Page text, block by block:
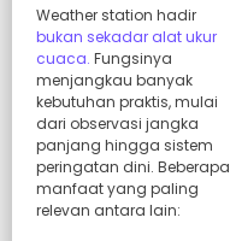
Weather station hadir
bukan sekadar alat ukur
cuaca. Fungsinya
menjangkau banyak
kebutuhan praktis, mulai
dari observasi jangka
panjang hingga sistem
peringatan dini. Beberapa
manfaat yang paling
relevan antara lain: